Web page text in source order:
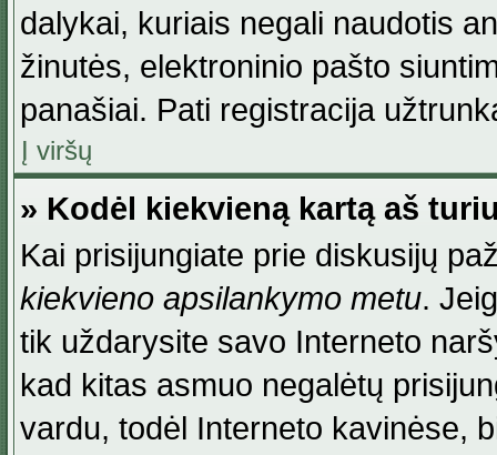
dalykai, kuriais negali naudotis
žinutės, elektroninio pašto
panašiai. Pati registracija
Į viršų
» Kodėl kiekvieną kartą aš
Kai prisijungiate prie diskusijų
kiekvieno apsilankymo metu.
tik uždarysite savo Interneto
kad kitas asmuo negalėtų
vardu, todėl Interneto kavinėse,